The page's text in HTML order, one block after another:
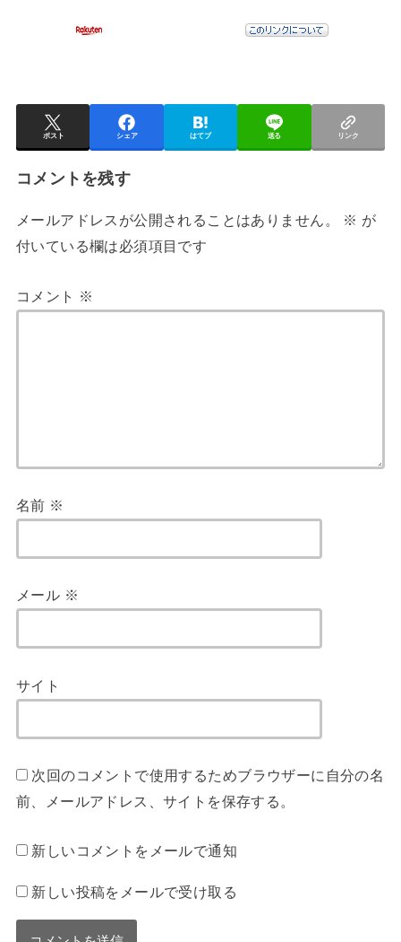
ポスト シェア はてブ 送る リンク
コメントを残す
メールアドレスが公開されることはありません。 ※ が
付いている欄は必須項目です
コメント ※
名前 ※
メール ※
サイト
次回のコメントで使用するためブラウザーに自分の名
前、メールアドレス、サイトを保存する。
新しいコメントをメールで通知
新しい投稿をメールで受け取る